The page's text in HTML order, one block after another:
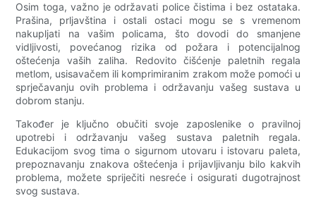
Osim toga, važno je održavati police čistima i bez ostataka.
Prašina, prljavština i ostali ostaci mogu se s vremenom
nakupljati na vašim policama, što dovodi do smanjene
vidljivosti, povećanog rizika od požara i potencijalnog
oštećenja vaših zaliha. Redovito čišćenje paletnih regala
metlom, usisavačem ili komprimiranim zrakom može pomoći u
sprječavanju ovih problema i održavanju vašeg sustava u
dobrom stanju.
Također je ključno obučiti svoje zaposlenike o pravilnoj
upotrebi i održavanju vašeg sustava paletnih regala.
Edukacijom svog tima o sigurnom utovaru i istovaru paleta,
prepoznavanju znakova oštećenja i prijavljivanju bilo kakvih
problema, možete spriječiti nesreće i osigurati dugotrajnost
svog sustava.